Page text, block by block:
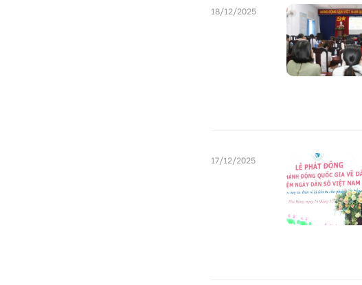
18/12/2025
17/12/2025